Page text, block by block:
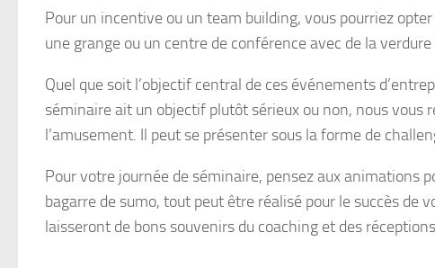
Pour un incentive ou un team building, vous pourriez
une grange ou un centre de conférence avec de la
Quel que soit l’objectif central de ces événements
séminaire ait un objectif plutôt sérieux ou non, nous vous
l’amusement. Il peut se présenter sous la forme de
Pour votre journée de séminaire, pensez aux animations
bagarre de sumo, tout peut être réalisé pour le succès
laisseront de bons souvenirs du coaching et des